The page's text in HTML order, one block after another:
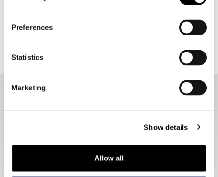
Preferences
Statistics
Marketing
Show details
Allow all
verbeteren van hun molding-, injectie-, naai- en
afwerkingsproces. In Spanje hebben ze een Research &
comfort van aerodynamische ontwerpen. Dankzij LS2's Hoge
Precisie Thermoplastische Technologie (HPTT) kunnen zij